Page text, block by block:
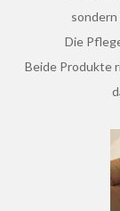
Die
Beide Produkte riechen angenehm frisch und lassen sich gut in